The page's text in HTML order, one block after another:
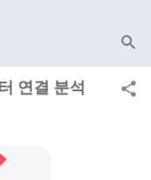
연결 분석